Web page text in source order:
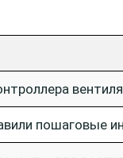
пошаговые